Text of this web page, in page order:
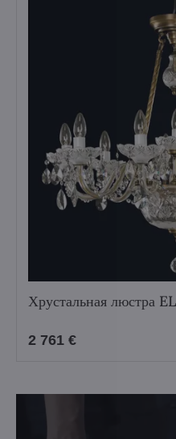
Хрустальная люстра
2 761 €